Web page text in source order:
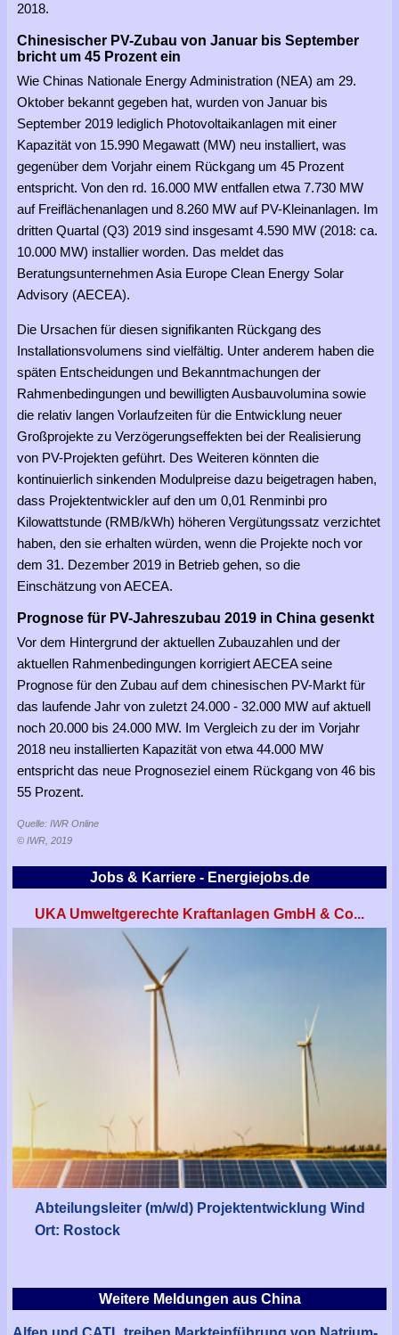
2018.
Chinesischer PV-Zubau von Januar bis September
bricht um 45 Prozent ein
Wie Chinas Nationale Energy Administration (NEA) am 29.
Oktober bekannt gegeben hat, wurden von Januar bis
September 2019 lediglich Photovoltaikanlagen mit einer
Kapazität von 15.990 Megawatt (MW) neu installiert, was
gegenüber dem Vorjahr einem Rückgang um 45 Prozent
entspricht. Von den rd. 16.000 MW entfallen etwa 7.730 MW
auf Freiflächenanlagen und 8.260 MW auf PV-Kleinanlagen. Im
dritten Quartal (Q3) 2019 sind insgesamt 4.590 MW (2018: ca.
10.000 MW) installier worden. Das meldet das
Beratungsunternehmen Asia Europe Clean Energy Solar
Advisory (AECEA).
Die Ursachen für diesen signifikanten Rückgang des
Installationsvolumens sind vielfältig. Unter anderem haben die
späten Entscheidungen und Bekanntmachungen der
Rahmenbedingungen und bewilligten Ausbauvolumina sowie
die relativ langen Vorlaufzeiten für die Entwicklung neuer
Großprojekte zu Verzögerungseffekten bei der Realisierung
von PV-Projekten geführt. Des Weiteren könnten die
kontinuierlich sinkenden Modulpreise dazu beigetragen haben,
dass Projektentwickler auf den um 0,01 Renminbi pro
Kilowattstunde (RMB/kWh) höheren Vergütungssatz verzichtet
haben, den sie erhalten würden, wenn die Projekte noch vor
dem 31. Dezember 2019 in Betrieb gehen, so die
Einschätzung von AECEA.
Prognose für PV-Jahreszubau 2019 in China gesenkt
Vor dem Hintergrund der aktuellen Zubauzahlen und der
aktuellen Rahmenbedingungen korrigiert AECEA seine
Prognose für den Zubau auf dem chinesischen PV-Markt für
das laufende Jahr von zuletzt 24.000 - 32.000 MW auf aktuell
noch 20.000 bis 24.000 MW. Im Vergleich zu der im Vorjahr
2018 neu installierten Kapazität von etwa 44.000 MW
entspricht das neue Prognoseziel einem Rückgang von 46 bis
55 Prozent.
Quelle: IWR Online
© IWR, 2019
Jobs & Karriere - Energiejobs.de
UKA Umweltgerechte Kraftanlagen GmbH & Co...
Abteilungsleiter (m/w/d) Projektentwicklung Wind
Ort: Rostock
Weitere Meldungen aus China